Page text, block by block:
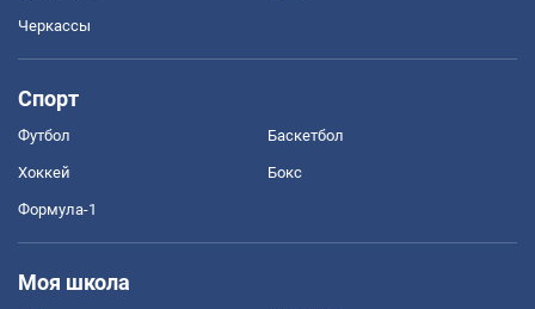
Черкассы
Спорт
Футбол Баскетбол
Хоккей Бокс
Формула-1
Моя школа